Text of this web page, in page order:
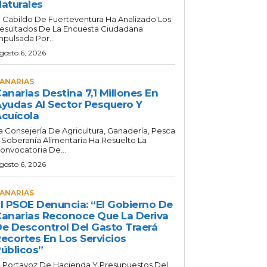
Cabildo De Fuerteventura Ha Analizado Los
De La Encuesta Ciudadana
Por...
6, 2026
Destina 7,1 Millones En
Al Sector Pesquero Y
Consejería De Agricultura, Ganadería, Pesca
Soberanía Alimentaria Ha Resuelto La
De...
6, 2026
PSOE Denuncia: “El Gobierno De
Reconoce Que La Deriva
Descontrol Del Gasto Traerá
En Los Servicios
Portavoz De Hacienda Y Presupuestos Del